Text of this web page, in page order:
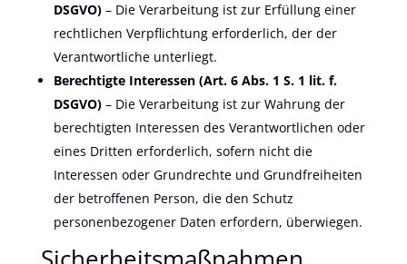
DSGVO)– Die Verarbeitung ist zur Erfüllung einer
rechtlichen Verpflichtung erforderlich, der der
Verantwortliche unterliegt.
Berechtigte Interessen (Art. 6 Abs. 1 S. 1 lit. f.
DSGVO)– Die Verarbeitung ist zur Wahrung der
berechtigten Interessen des Verantwortlichen oder
eines Dritten erforderlich, sofern nicht die
Interessen oder Grundrechte und Grundfreiheiten
der betroffenen Person, die den Schutz
personenbezogener Daten erfordern, überwiegen.